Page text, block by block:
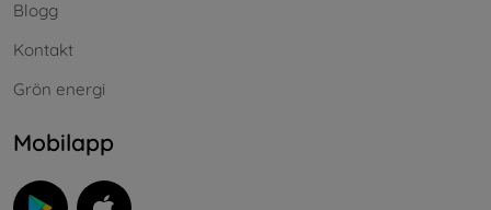
Blogg
Kontakt
Grön energi
Mobilapp